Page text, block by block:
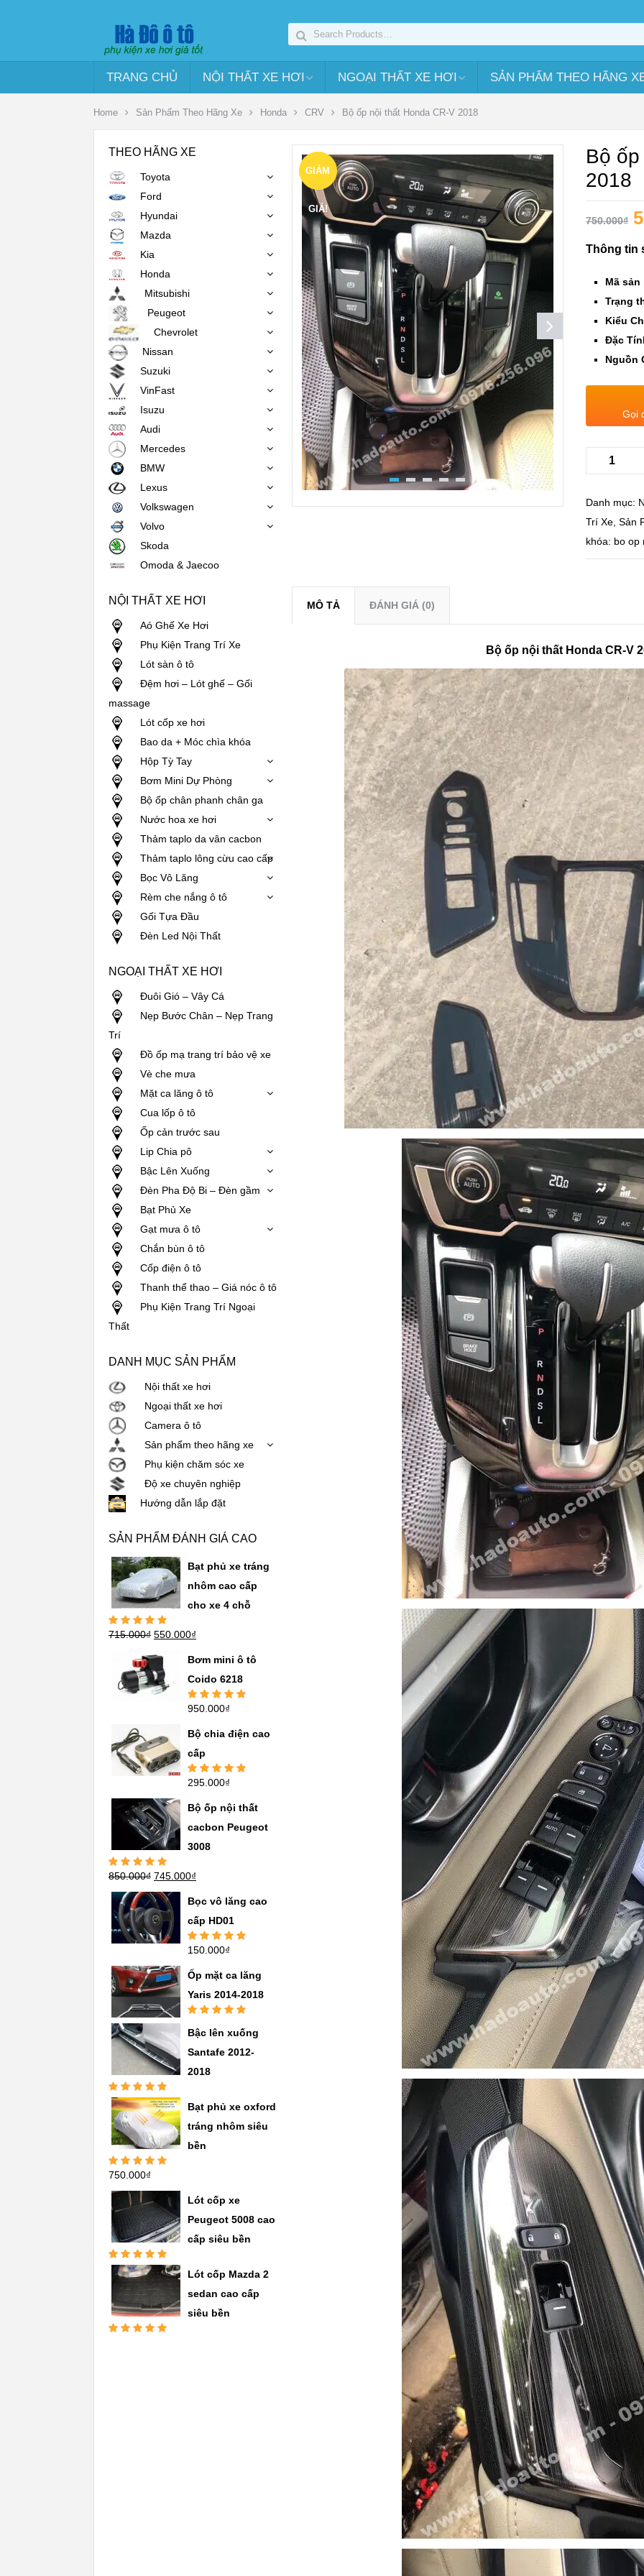
TRANG CHỦ NỘI THẤT XE HƠI NGOẠI THẤT XE HƠI SẢN PHẨM THEO HÃNG
Home Sản Phẩm Theo Hãng Xe Honda CRV Bộ ốp nội thất Honda CR-V 2018
GIẢM
GIÁ!
Bộ
2018
750.000₫
Thông tin
Mã sản
Trạng
Kiểu
Đặc
Nguồn
Gọi
Danh mục:
Trí Xe ,Sản
khóa: bo op
MÔ TẢ ĐÁNH GIÁ (0)
Bộ ốp nội thất Honda CR-V
THEO HÃNG XE
Toyota
Ford
Hyundai
Mazda
Kia
Honda
Mitsubishi
Peugeot
Chevrolet
Nissan
Suzuki
VinFast
Isuzu
Audi
Mercedes
BMW
Lexus
Volkswagen
Volvo
Skoda
Omoda & Jaecoo
NỘI THẤT XE HƠI
Aó Ghế Xe Hơi
Phụ Kiện Trang Trí Xe
Lót sàn ô tô
Đệm hơi – Lót ghế – Gối
massage
Lót cốp xe hơi
Bao da + Móc chìa khóa
Hộp Tỳ Tay
Bơm Mini Dự Phòng
Bộ ốp chân phanh chân ga
Nước hoa xe hơi
Thảm taplo da vân cacbon
Thảm taplo lông cừu cao cấp
Bọc Vô Lăng
Rèm che nắng ô tô
Gối Tựa Đầu
Đèn Led Nội Thất
NGOẠI THẤT XE HƠI
Đuôi Gió – Vây Cá
Nẹp Bước Chân – Nẹp Trang
Trí
Đồ ốp mạ trang trí bảo vệ xe
Vè che mưa
Mặt ca lăng ô tô
Cua lốp ô tô
Ốp cản trước sau
Lip Chia pô
Bậc Lên Xuống
Đèn Pha Độ Bi – Đèn gầm
Bạt Phủ Xe
Gạt mưa ô tô
Chắn bùn ô tô
Cốp điện ô tô
Thanh thể thao – Giá nóc ô tô
Phụ Kiện Trang Trí Ngoại
Thất
DANH MỤC SẢN PHẨM
Nội thất xe hơi
Ngoại thất xe hơi
Camera ô tô
Sản phẩm theo hãng xe
Phụ kiện chăm sóc xe
Độ xe chuyên nghiệp
Hướng dẫn lắp đặt
SẢN PHẨM ĐÁNH GIÁ CAO
Bạt phủ xe tráng
nhôm cao cấp
cho xe 4 chỗ
Được xếp
715.000₫ 550.000₫
Bơm mini ô tô
Coido 6218
Được xếp
sao
950.000₫
Bộ chia điện cao
cấp
Được xếp
sao
295.000₫
Bộ ốp nội thất
cacbon Peugeot
3008
Được xếp
sao
850.000₫ 745.000₫
Bọc vô lăng cao
cấp HD01
Được xếp
sao
150.000₫
Ốp mặt ca lăng
Yaris 2014-2018
hạng5.005
Bậc lên xuống
Santafe 2012-
2018
Được xếp
hạng5.005
sao
Bạt phủ xe oxford
tráng nhôm siêu
bền
Được xếp
sao
750.000₫
Lót cốp xe
Peugeot 5008 cao
cấp siêu bền
Được xếp
hạng5.00 5
Lót cốp Mazda 2
sedan cao cấp
siêu bền